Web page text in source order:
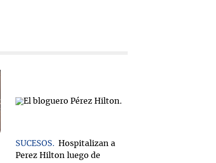
SUCESOS
Hospitalizan a
Perez Hilton luego de